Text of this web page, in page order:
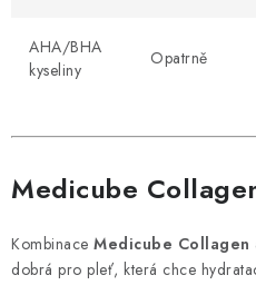
AHA/BHA
kyseliny
Opatrně
Medicube
Kombinace Medicube Collagen
dobrá pro pleť, která chce